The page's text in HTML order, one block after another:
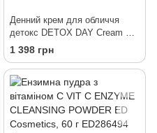
Денний крем для обличчя
детокс DETOX DAY Cream ED
Cosmetics, 30 мл
1 398 грн